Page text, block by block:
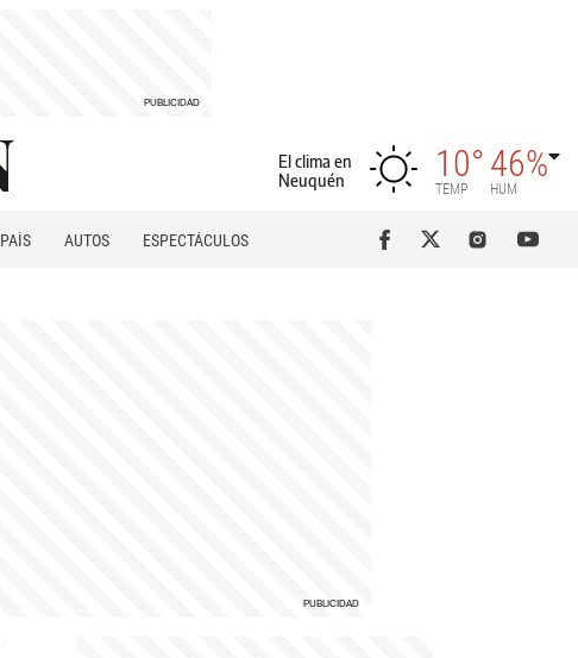
El clima en
Neuquén
10°
TEMP
46%
HUM
PAÍS AUTOS
ESPECTÁCULOS